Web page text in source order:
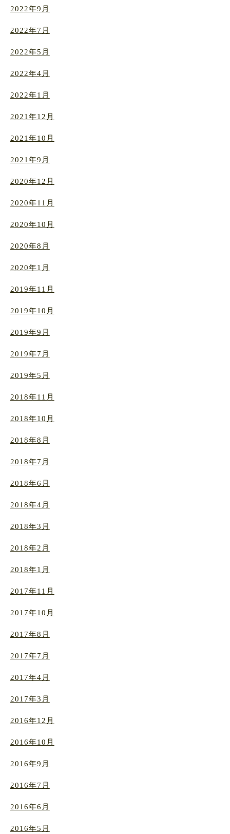
2022年9月
2022年7月
2022年5月
2022年4月
2022年1月
2021年12月
2021年10月
2021年9月
2020年12月
2020年11月
2020年10月
2020年8月
2020年1月
2019年11月
2019年10月
2019年9月
2019年7月
2019年5月
2018年11月
2018年10月
2018年8月
2018年7月
2018年6月
2018年4月
2018年3月
2018年2月
2018年1月
2017年11月
2017年10月
2017年8月
2017年7月
2017年4月
2017年3月
2016年12月
2016年10月
2016年9月
2016年7月
2016年6月
2016年5月